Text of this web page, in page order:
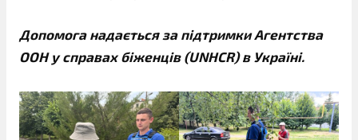
Допомога надається за підтримки Агентства
ООН у справах біженців (UNHCR) в Україні.